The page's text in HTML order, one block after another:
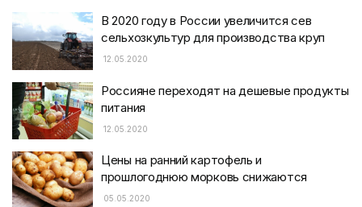
В 2020 году в России увеличится сев
сельхозкультур для производства круп
12.05.2020
Россияне переходят на дешевые продукты
питания
12.05.2020
Цены на ранний картофель и
прошлогоднюю морковь снижаются
05.05.2020